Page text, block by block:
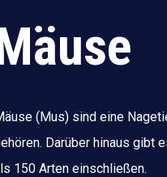
(Mus) sind eine
Darüber hinaus gibt
150 Arten einschließen.